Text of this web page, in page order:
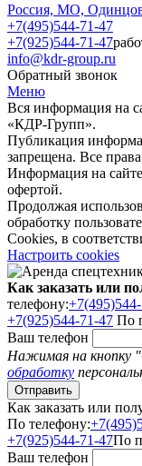
Россия, МО,
+7(495)544-71-47
+7(925)544-71-47
info@kdr-group.ru
Обратный звонок
Меню
Вся информация на
«КДР-Групп».
Публикация
запрещена. Все
Информация на
офертой.
Продолжая
обработку
Cookies, в
Настроить cookies
Как заказать или
телефону:
+7(925)544-71-47 По
Ваш телефон
Нажимая на кнопку
обработку
Как заказать или
По телефону:
+7(925)544-71-47По
Ваш телефон